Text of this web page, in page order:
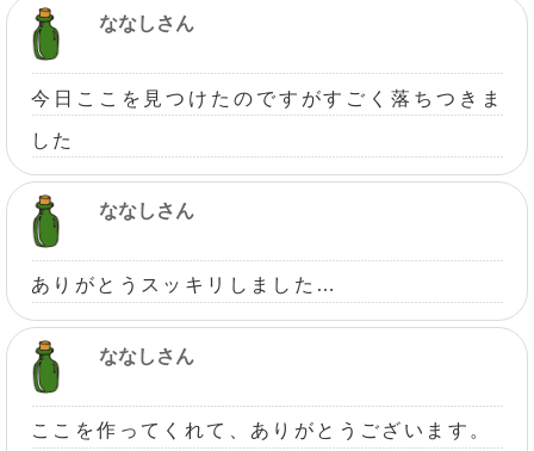
ななしさん
今日ここを見つけたのですがすごく落ちつきま
した
ななしさん
ありがとうスッキリしました…
ななしさん
ここを作ってくれて、ありがとうございます。